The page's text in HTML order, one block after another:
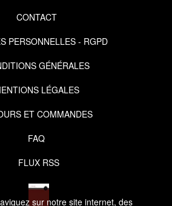
sur notre site internet, des
CONTACT
PERSONNELLES - RGPD
GÉNÉRALES
LÉGALES
ET COMMANDES
FAQ
FLUX RSS